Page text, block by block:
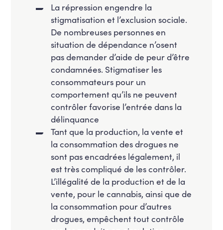
La répression engendre la
stigmatisation et l’exclusion sociale.
De nombreuses personnes en
situation de dépendance n’osent
pas demander d’aide de peur d’être
condamnées. Stigmatiser les
consommateurs pour un
comportement qu’ils ne peuvent
contrôler favorise l’entrée dans la
délinquance
Tant que la production, la vente et
la consommation des drogues ne
sont pas encadrées légalement, il
est très compliqué de les contrôler.
L’illégalité de la production et de la
vente, pour le cannabis, ainsi que de
la consommation pour d’autres
drogues, empêchent tout contrôle